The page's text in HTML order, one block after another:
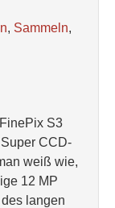
, Sammeln,
S3
CCD-
weiß wie,
12 MP
langen